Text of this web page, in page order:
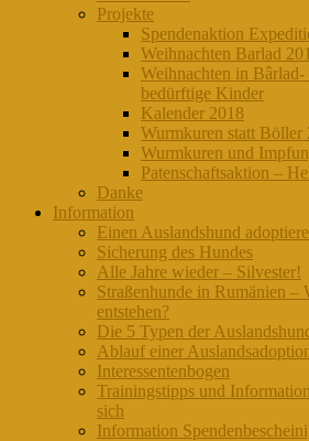
Projekte
Spendenaktion
Weihnachten Barlad
Weihnachten in
bedürftige Kinder
Kalender 2018
Wurmkuren statt Böller
Wurmkuren und
Patenschaftsaktion –
Danke
Information
Einen Auslandshund
Sicherung des Hundes
Alle Jahre wieder – Silvester!
Straßenhunde in Rumänien –
entstehen?
Die 5 Typen der
Ablauf einer
Interessentenbogen
Trainingstipps und
sich
Information